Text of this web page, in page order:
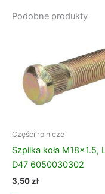
Podobne produkty
Części rolnicze
Szpilka koła M18x1.5,
D47 6050030302
3,50zł